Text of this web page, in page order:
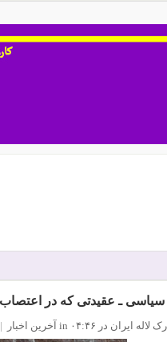
سیاسی ـ عقیدتی که در
لاله ایران در ۰۴:۴۶ in آخرین اخبار |